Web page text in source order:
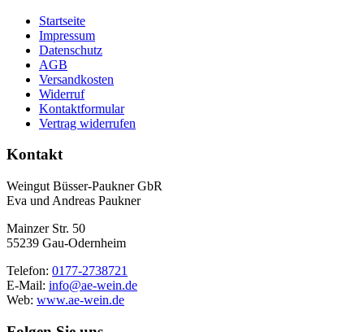
Startseite
Impressum
Datenschutz
AGB
Versandkosten
Widerruf
Kontaktformular
Vertrag widerrufen
Kontakt
Weingut Büsser-Paukner GbR
Eva und Andreas Paukner
Mainzer Str. 50
55239 Gau-Odernheim
Telefon: 0177-2738721
E-Mail: info@ae-wein.de
Web: www.ae-wein.de